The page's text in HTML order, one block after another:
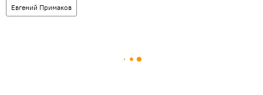
Евгений Примаков